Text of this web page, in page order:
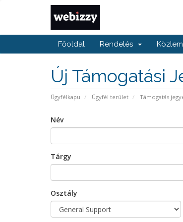
Főoldal Rendelés
Új Támogatási
Ügyfélkapu Ügyfél terület Támogatás
Név
Tárgy
Osztály